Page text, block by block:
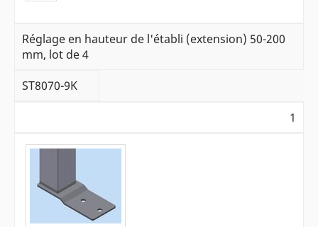
Réglage en hauteur de l'établi (extension) 50-200
mm, lot de 4
ST8070-9K
1